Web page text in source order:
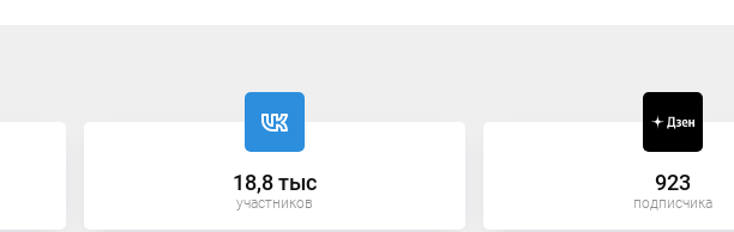
18,8 тыс
участников
923
подписчика